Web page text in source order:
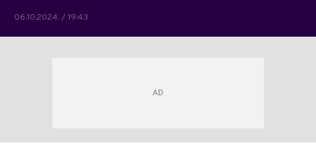
06.10.2024. / 19:43